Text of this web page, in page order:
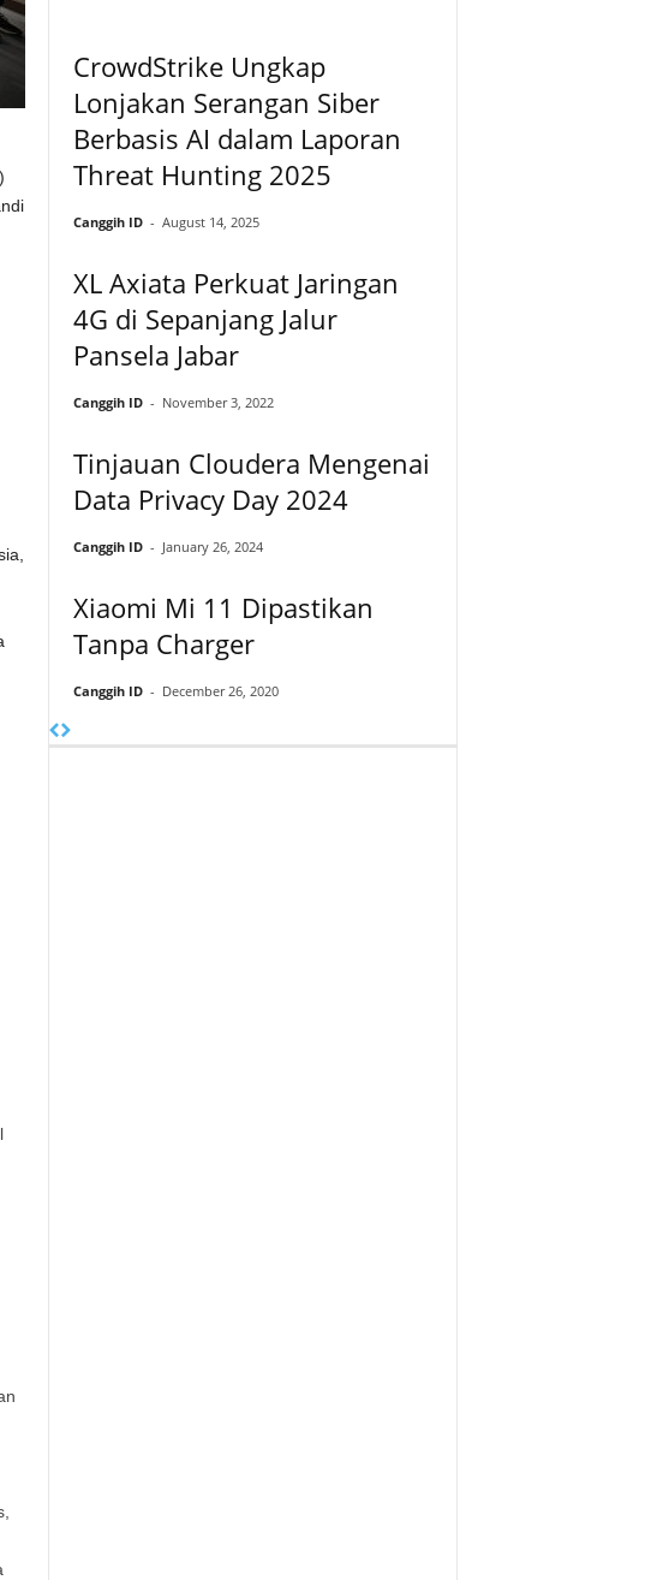
CrowdStrike Ungkap
Lonjakan Serangan Siber
Berbasis AI dalam Laporan
Threat Hunting 2025
Canggih ID - August 14, 2025
XL Axiata Perkuat Jaringan
4G di Sepanjang Jalur
Pansela Jabar
Canggih ID - November 3, 2022
Tinjauan Cloudera Mengenai
Data Privacy Day 2024
Canggih ID - January 26, 2024
Xiaomi Mi 11 Dipastikan
Tanpa Charger
Canggih ID - December 26, 2020